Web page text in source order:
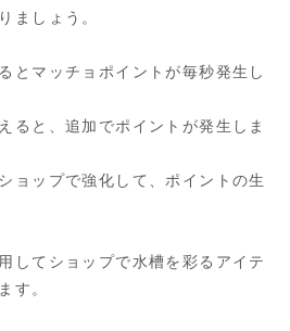
ましょう。
とマッチョポイントが毎秒発生し
ると、追加でポイントが発生しま
ョップで強化して、ポイントの生
してショップで水槽を彩るアイテ
す。